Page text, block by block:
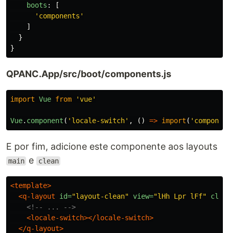
boots :
[
' components '
]
}
}
QPANC.App/src/boot/components.js
import Vue from 'vue'
Vue. component ( ' locale-switch' , () => import ( '
E por fim, adicione este componente aos layouts
main e clean
<template>
<q-layout
id="layout-clean" view="lHh Lpr lFf"
<!-- ... -->
<locale-switch></locale-switch>
</q-layout>